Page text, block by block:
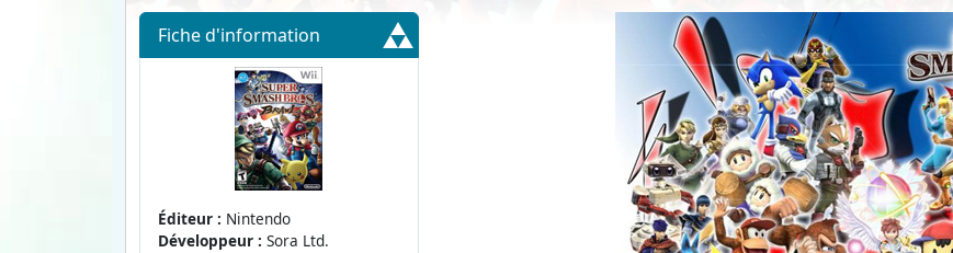
Fiche d'information
Éditeur : Nintendo
Développeur : Sora Ltd.